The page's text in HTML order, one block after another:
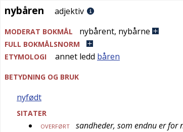
nybåren
nybåren adjektiv
MODERAT BOKMÅL nybårent, nybårne
FULL BOKMÅLSNORM
ETYMOLOGI
annet ledd båren
BETYDNING OG BRUK
nyfødt
SITATER
OVERFØRT sandheder, som endnu er for